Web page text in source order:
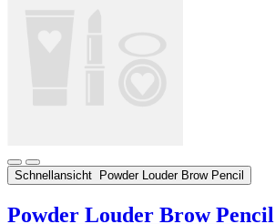
Schnellansicht Powder Louder Brow Pencil
Powder Louder Brow Pencil